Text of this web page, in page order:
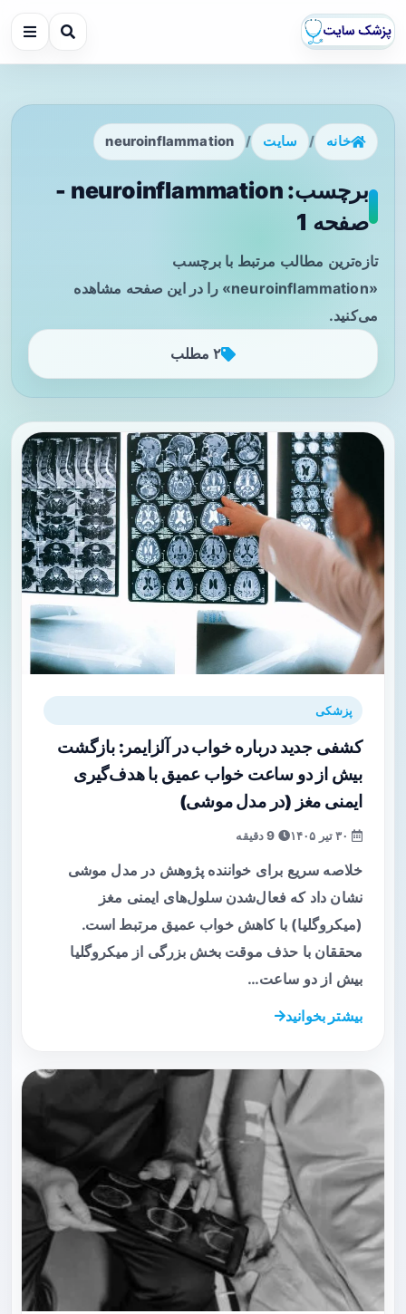
خانه / سایت /
neuroinflammation
برچسب: neuroinflammation -
صفحه 1
تازه‌ترین مطالب مرتبط با برچسب
«neuroinflammation» را در این صفحه مشاهده
می‌کنید.
۲ مطلب
پزشکی
کشفی جدید درباره خواب در آلزایمر: بازگشت
بیش از دو ساعت خواب عمیق با هدف‌گیری
ایمنی مغز (در مدل موشی)
خلاصه سریع برای خواننده پژوهش در مدل موشی
نشان داد که فعال‌شدن سلول‌های ایمنی مغز
(میکروگلیا) با کاهش خواب عمیق مرتبط است.
محققان با حذف موقت بخش بزرگی از میکروگلیا
بیش از دو ساعت…
بیشتر بخوانید